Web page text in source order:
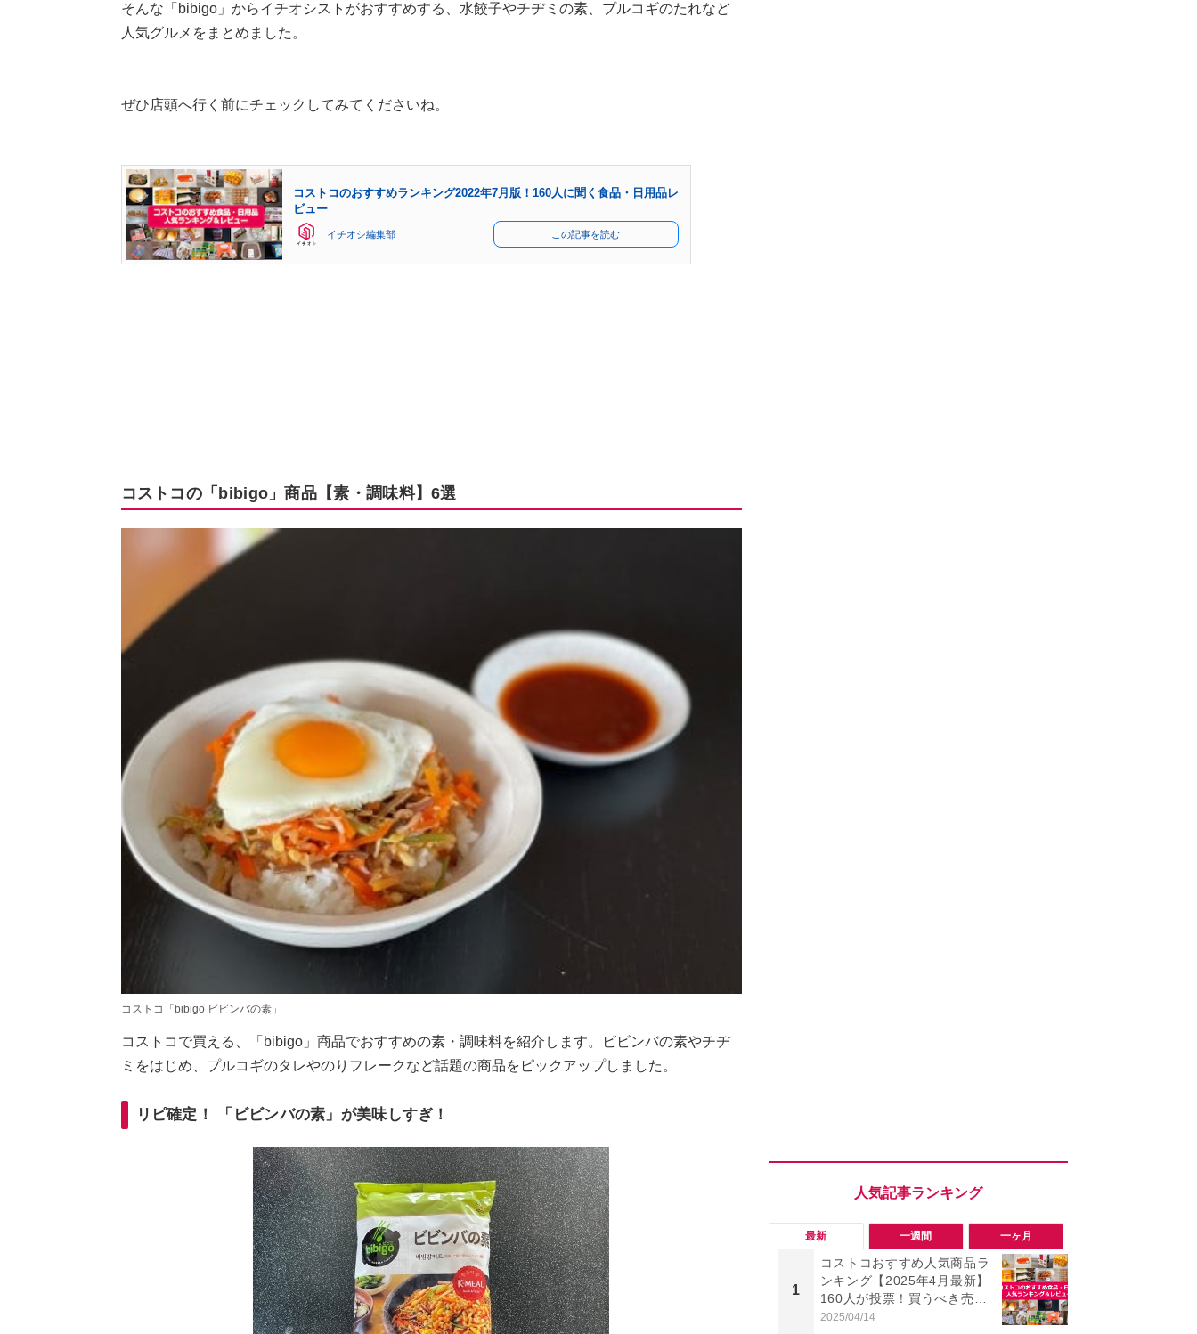
そんな「bibigo」からイチオシストがおすすめする、水餃子やチヂミの素、プルコギのたれなど
人気グルメをまとめました。
ぜひ店頭へ行く前にチェックしてみてくださいね。
コストコのおすすめランキング2022年7月版！160人に聞く食品・日用品レ
ビュー
イチオシ編集部 この記事を読む
コストコの「bibigo」商品【素・調味料】6選
コストコ「bibigo ビビンバの素」
コストコで買える、「bibigo」商品でおすすめの素・調味料を紹介します。ビビンバの素やチヂ
ミをはじめ、プルコギのタレやのりフレークなど話題の商品をピックアップしました。
リピ確定！ 「ビビンバの素」が美味しすぎ！
最新 一週間 一ヶ月
1
コストコおすすめ人気商品ラ
ンキング【2025年4月最新】
160人が投票！買うべき売れ
筋食品惣菜・日用品雑貨＆セ
2025/04/14